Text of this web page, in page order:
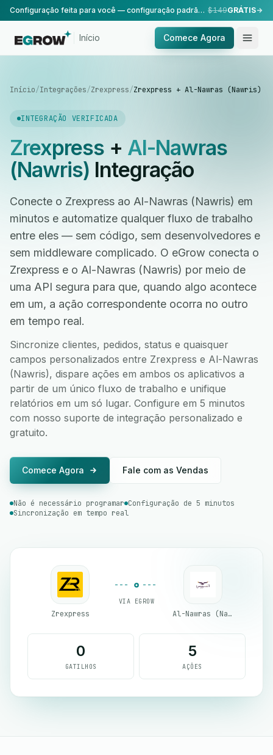
Configuração feita para você — configuração padrão, realizada pela nossa equipe. $149GRÁTIS
Início Comece Agora
Início/Integrações/Zrexpress/Zrexpress + Al-Nawras (Nawris)
INTEGRAÇÃO VERIFICADA
Zrexpress+ Al-Nawras
(Nawris) Integração
Conecte o Zrexpress ao Al-Nawras (Nawris) em
minutos e automatize qualquer fluxo de trabalho
entre eles — sem código, sem desenvolvedores e
sem middleware complicado. O eGrow conecta o
Zrexpress e o Al-Nawras (Nawris) por meio de
uma API segura para que, quando algo acontece
em um, a ação correspondente ocorra no outro
em tempo real.
Sincronize clientes, pedidos, status e quaisquer
campos personalizados entre Zrexpress e Al-Nawras
(Nawris), dispare ações em ambos os aplicativos a
partir de um único fluxo de trabalho e unifique
relatórios em um só lugar. Configure em 5 minutos
com nosso suporte de integração personalizado e
gratuito.
Comece Agora Fale com as Vendas
Não é necessário programar Configuração de 5 minutos
Sincronização em tempo real
Zrexpress
VIA EGROW
Al-Nawras (Nawris)
0
GATILHOS
5
AÇÕES